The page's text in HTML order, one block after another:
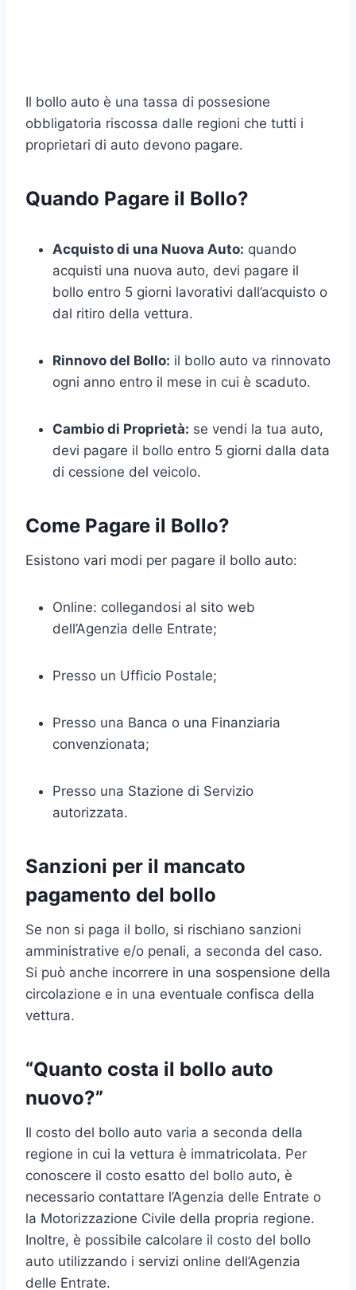
Il bollo auto è una tassa di possesione
obbligatoria riscossa dalle regioni che tutti i
proprietari di auto devono pagare.
Quando Pagare il Bollo?
Acquisto di una Nuova Auto: quando
acquisti una nuova auto, devi pagare il
bollo entro 5 giorni lavorativi dall’acquisto o
dal ritiro della vettura.
Rinnovo del Bollo: il bollo auto va rinnovato
ogni anno entro il mese in cui è scaduto.
Cambio di Proprietà: se vendi la tua auto,
devi pagare il bollo entro 5 giorni dalla data
di cessione del veicolo.
Come Pagare il Bollo?
Esistono vari modi per pagare il bollo auto:
Online: collegandosi al sito web
dell’Agenzia delle Entrate;
Presso un Ufficio Postale;
Presso una Banca o una Finanziaria
convenzionata;
Presso una Stazione di Servizio
autorizzata.
Sanzioni per il mancato
pagamento del bollo
Se non si paga il bollo, si rischiano sanzioni
amministrative e/o penali, a seconda del caso.
Si può anche incorrere in una sospensione della
circolazione e in una eventuale confisca della
vettura.
“Quanto costa il bollo auto
nuovo?”
Il costo del bollo auto varia a seconda della
regione in cui la vettura è immatricolata. Per
conoscere il costo esatto del bollo auto, è
necessario contattare l’Agenzia delle Entrate o
la Motorizzazione Civile della propria regione.
Inoltre, è possibile calcolare il costo del bollo
auto utilizzando i servizi online dell’Agenzia
delle Entrate.